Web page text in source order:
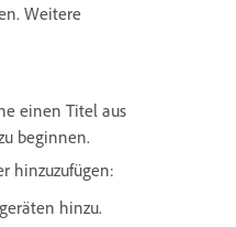
Weitere
einen Titel aus
beginnen.
hinzuzufügen:
hinzu.